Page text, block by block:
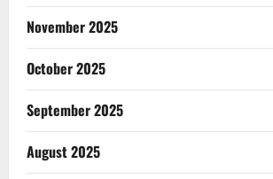
November 2025
October 2025
September 2025
August 2025